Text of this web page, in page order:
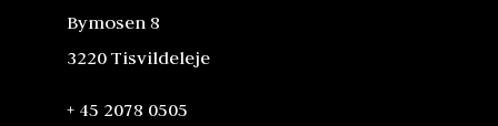
Bymosen 8
3220 Tisvildeleje
+ 45 2078 0505